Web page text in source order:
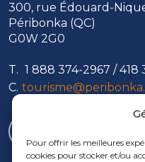
Pour offrir les meilleures
cookies pour stocker et/ou
300, rue Édouard-
Péribonka (QC)
G0W 2G0
T. 1 888 374-2967 /418
C.